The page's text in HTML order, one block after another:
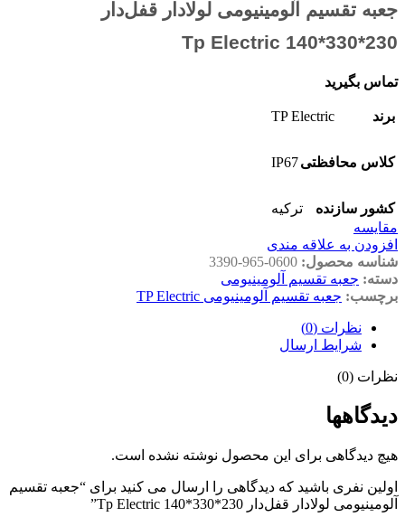
جعبه تقسیم آلومینیومی لولادار قفل‌دار
230*330*140 Tp Electric
تماس بگیرید
برند TP Electric
کلاس محافظتیIP67
کشور سازنده
ترکیه
مقايسه
افزودن به علاقه مندی
شناسه محصول: 3390-965-0600
دسته: جعبه تقسیم آلومینیومی
برچسب: جعبه تقسیم آلومینیومی TP Electric
نظرات (0)
شرایط ارسال
نظرات (0)
دیدگاهها
هیچ دیدگاهی برای این محصول نوشته نشده است.
اولین نفری باشید که دیدگاهی را ارسال می کنید برای “جعبه تقسیم
آلومینیومی لولادار قفل‌دار 230*330*140 Tp Electric”